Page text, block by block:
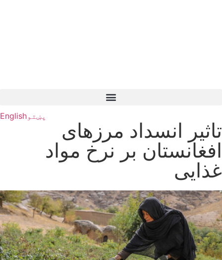
پښتوEnglish
تاثیر انسداد مرزهای
افغانستان بر نرخ مواد
غذایی